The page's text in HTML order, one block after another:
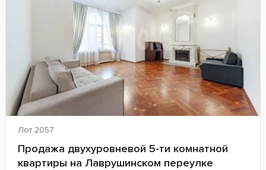
Лот 2057
Продажа двухуровневой 5-ти комнатной
квартиры на Лаврушинском переулке